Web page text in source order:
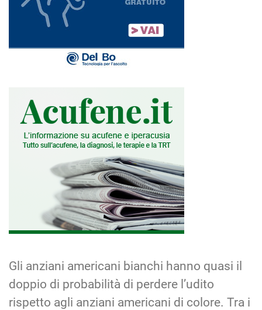
Gli anziani americani bianchi hanno quasi il
doppio di probabilità di perdere l’udito
rispetto agli anziani americani di colore. Tra i